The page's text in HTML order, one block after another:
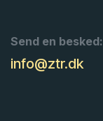
Send en besked:
info@ztr.dk